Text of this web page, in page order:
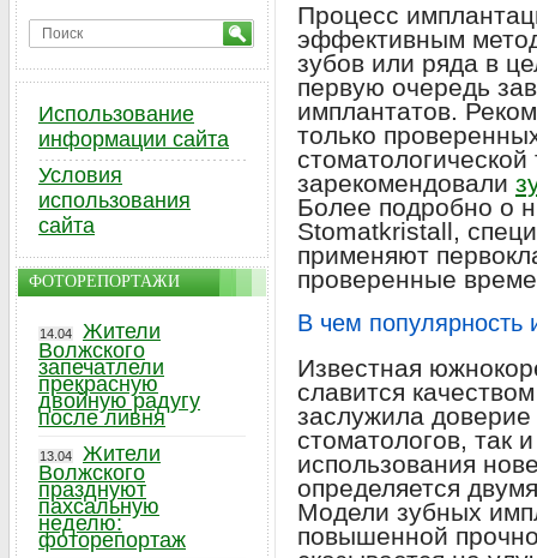
Процесс
эффективным
зубов или ряда в
первую очередь
имплантатов.
только
зарекомендовали
Более подробно о
Stomatkristall,
применяют
проверенные
В чем популярность
Известная
славится
заслужила
стоматологов, так
использования
определяется
Модели зубных
повышенной
Использование
информации сайта
Условия
использования
сайта
ФОТОРЕПОРТАЖИ
14.04
Жители
Волжского
запечатлели
прекрасную
двойную радугу
после ливня
13.04
Жители
Волжского
празднуют
пахсальную
неделю:
фоторепортаж